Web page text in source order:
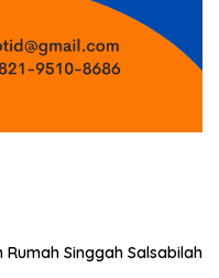
Singgah Salsabilah